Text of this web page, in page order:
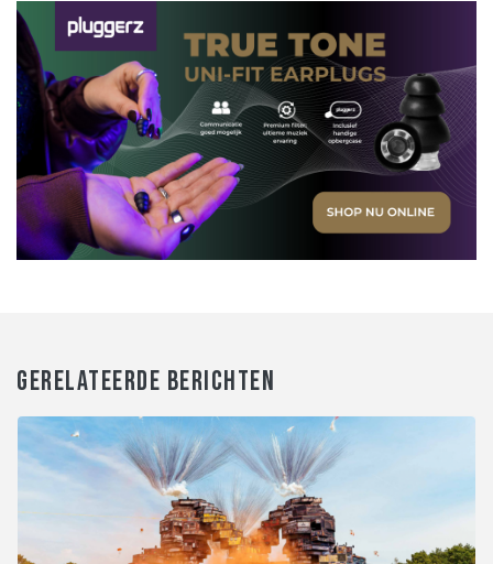
GERELATEERDE BERICHTEN